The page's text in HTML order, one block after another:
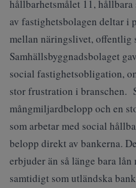
hållbarhetsmålet 11,
av fastighetsbolagen deltar i
mellan näringslivet, offentlig
Samhällsbyggnadsbolaget
social fastighetsobligation,
stor frustration i branschen.
mångmiljardbelopp och en
som arbetar med social
belopp direkt av bankerna.
erbjuder än så länge bara
samtidigt som utländska